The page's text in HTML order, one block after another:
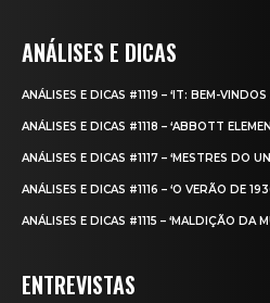
ANÁLISES E DICAS
ANÁLISES E DICAS #1119 – ‘IT: BEM-
ANÁLISES E DICAS #1118 – ‘ABBOTT
ANÁLISES E DICAS #1117 – ‘MESTRES DO
ANÁLISES E DICAS #1116 – ‘O VERÃO DE
ANÁLISES E DICAS #1115 – ‘MALDIÇÃO DA
ENTREVISTAS